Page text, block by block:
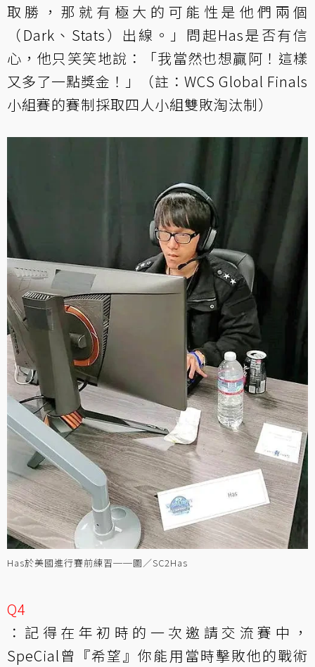
取勝，那就有極大的可能性是他們兩個
（Dark、Stats）出線。」問起Has是否有信
心，他只笑笑地說：「我當然也想贏阿！這樣
又多了一點獎金！」（註：WCS Global Finals
小組賽的賽制採取四人小組雙敗淘汰制）
Has於美國進行賽前練習──圖／SC2Has
Q4
：記得在年初時的一次邀請交流賽中，
SpeCial曾『希望』你能用當時擊敗他的戰術